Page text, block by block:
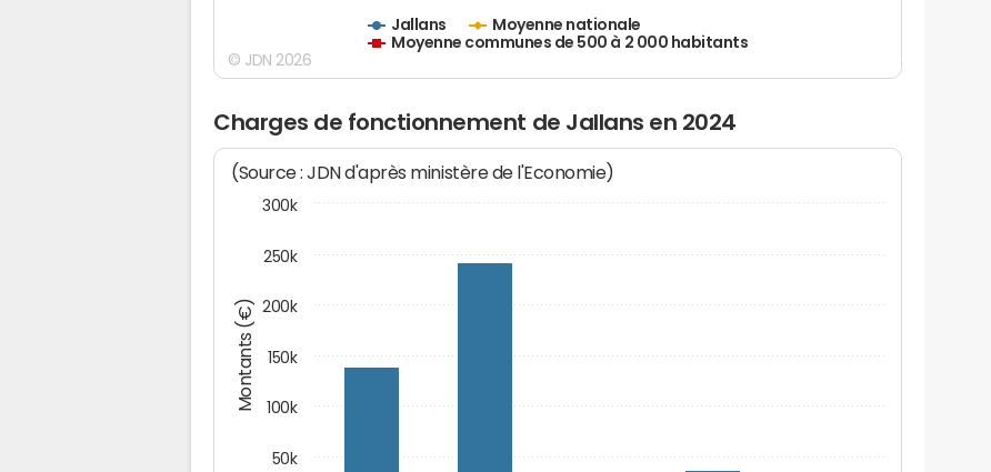
Jallans
Moyenne nationale
Moyenne communes de 500 à 2 000 habitants
© JDN 2026
Charges de fonctionnement de Jallans en 2024
Montants (€)
(Source : JDN d'après ministère de l'Economie)
50k
100k
150k
200k
250k
300k